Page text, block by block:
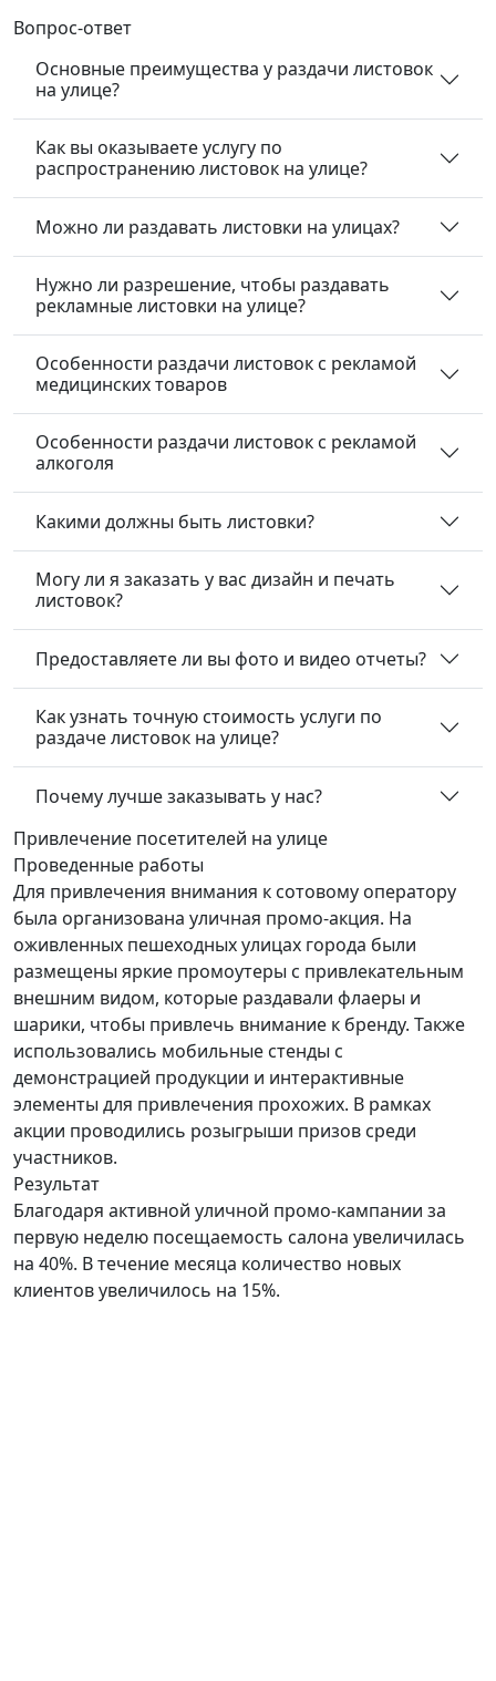
Вопрос-ответ
Основные преимущества у раздачи листовок
на улице?
Как вы оказываете услугу по
распространению листовок на улице?
Можно ли раздавать листовки на улицах?
Нужно ли разрешение, чтобы раздавать
рекламные листовки на улице?
Особенности раздачи листовок с рекламой
медицинских товаров
Особенности раздачи листовок с рекламой
алкоголя
Какими должны быть листовки?
Могу ли я заказать у вас дизайн и печать
листовок?
Предоставляете ли вы фото и видео отчеты?
Как узнать точную стоимость услуги по
раздаче листовок на улице?
Почему лучше заказывать у нас?
Привлечение посетителей на улице
Проведенные работы
Для привлечения внимания к сотовому оператору
была организована уличная промо-акция. На
оживленных пешеходных улицах города были
размещены яркие промоутеры с привлекательным
внешним видом, которые раздавали флаеры и
шарики, чтобы привлечь внимание к бренду. Также
использовались мобильные стенды с
демонстрацией продукции и интерактивные
элементы для привлечения прохожих. В рамках
акции проводились розыгрыши призов среди
участников.
Результат
Благодаря активной уличной промо-кампании за
первую неделю посещаемость салона увеличилась
на 40%. В течение месяца количество новых
клиентов увеличилось на 15%.